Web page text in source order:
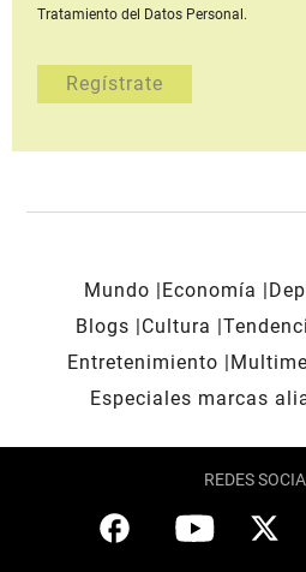
Tratamiento del Datos Personal.
Mundo Economía
Blogs
Cultura
Entretenimiento
Especiales marcas
REDES